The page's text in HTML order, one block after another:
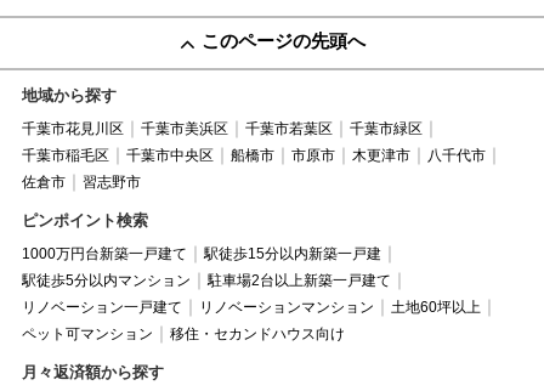
このページの先頭へ
地域から探す
千葉市花見川区 千葉市美浜区 千葉市若葉区
千葉市緑区
千葉市稲毛区
千葉市中央区 船橋市 市原市 木更津市
八千代市
佐倉市
習志野市
ピンポイント検索
1000万円台新築一戸建て
駅徒歩15分以内新築一戸建
駅徒歩5分以内マンション
駐車場2台以上新築一戸建て
リノベーション一戸建て
リノベーションマンション
土地60坪以上
ペット可マンション
移住・セカンドハウス向け
月々返済額から探す